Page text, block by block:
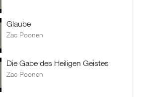
Glaube
Zac Poonen
Die Gabe des Heiligen Geistes
Zac Poonen